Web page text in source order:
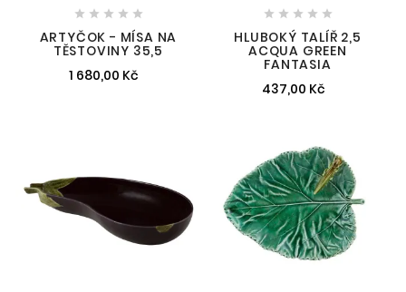
    
ARTYČOK - MÍSA NA
TĚSTOVINY 35,5
1 680,00 Kč
    
HLUBOKÝ TALÍŘ 2,5
ACQUA GREEN
FANTASIA
437,00 Kč